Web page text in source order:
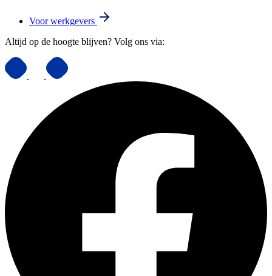
Voor werkgevers
Altijd op de hoogte blijven? Volg ons via: